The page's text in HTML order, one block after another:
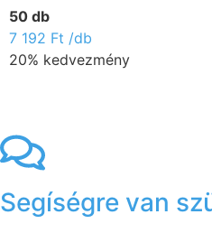
50 db
7 192 Ft /db
20% kedvezmény
Segíségre van